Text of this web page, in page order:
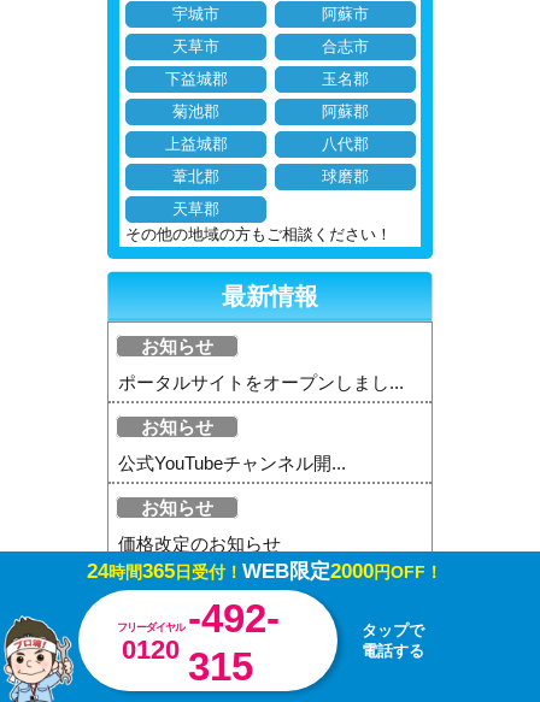
宇城市
阿蘇市
天草市
合志市
下益城郡
玉名郡
菊池郡
阿蘇郡
上益城郡
八代郡
葦北郡
球磨郡
天草郡
その他の地域の方もご相談ください！
最新情報
お知らせ
ポータルサイトをオープンしまし...
お知らせ
公式YouTubeチャンネル開...
お知らせ
価格改定のお知らせ
お知らせ
年末年始も休まず駆けつけます！
お知らせ
24時間365日受付！ WEB限定2000円OFF！
フリーダイヤル
0120
-492-
315
タップで
電話する